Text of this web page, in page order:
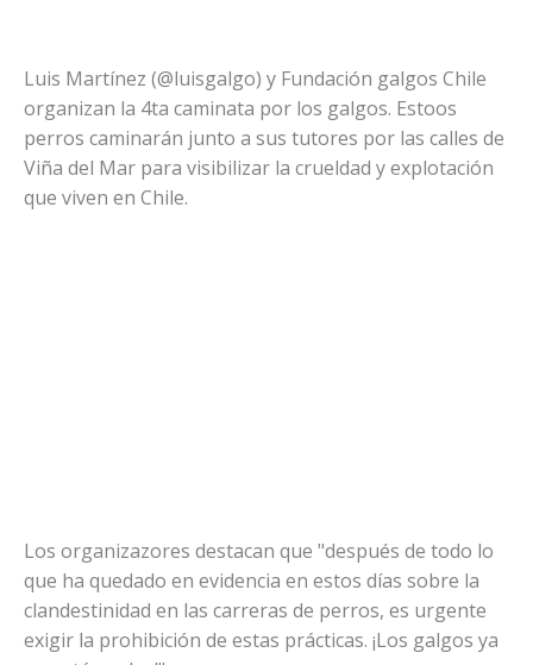
Luis Martínez (@luisgalgo) y Fundación galgos Chile
organizan la 4ta caminata por los galgos. Estoos
perros caminarán junto a sus tutores por las calles de
Viña del Mar para visibilizar la crueldad y explotación
que viven en Chile.
Los organizazores destacan que "después de todo lo
que ha quedado en evidencia en estos días sobre la
clandestinidad en las carreras de perros, es urgente
exigir la prohibición de estas prácticas. ¡Los galgos ya